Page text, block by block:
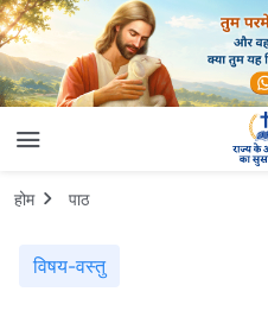
होम पाठ
विषय-वस्तु